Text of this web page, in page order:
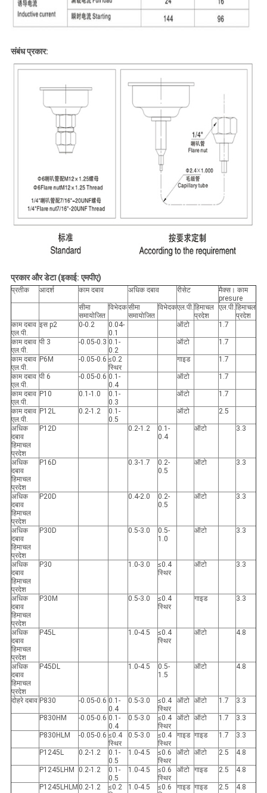
संबंध प्रकार:
प्रकार और डेटा (इकाई: एमपीए)
प्रतीक आदर्श काम दबाव अधिक दबाव रीसेट
मैक्स। काम
presure
सीमा
समायोजित
विभेदकसीमा
समायोजित
विभेदकएल.पी.हिमाचल
प्रदेश
एल.पी.हिमाचल
प्रदेश
काम दबाव
एल.पी.
इस p2 0-0.2
0.04-
0.1
ऑटो 1.7
काम दबाव
एल.पी.
पी 3 -0.05-0.3 0.1-
0.2
ऑटो 1.7
काम दबाव
एल.पी.
P6M -0.05-0.6 ≤0.2
स्थिर
गाइड 1.7
काम दबाव
एल.पी.
पी 6 -0.05-0.6 0.1-
0.4
ऑटो 1.7
काम दबाव
एल.पी.
P10 0.1-1.0
0.1-
0.3
ऑटो 1.7
काम दबाव
एल.पी.
P12L 0.2-1.2
0.1-
0.5
ऑटो 2.5
अधिक
दबाव
हिमाचल
प्रदेश
P12D 0.2-1.2
0.1-
0.4
ऑटो 3.3
अधिक
दबाव
हिमाचल
प्रदेश
P16D 0.3-1.7
0.2-
0.5
ऑटो 3.3
अधिक
दबाव
हिमाचल
प्रदेश
P20D 0.4-2.0
0.2-
0.5
ऑटो 3.3
अधिक
दबाव
हिमाचल
प्रदेश
P30D 0.5-3.0
0.5-
1.0
ऑटो 3.3
अधिक
दबाव
हिमाचल
प्रदेश
P30 1.0-3.0
≤0.4
स्थिर
ऑटो 3.3
अधिक
दबाव
हिमाचल
प्रदेश
P30M 0.5-3.0
≤0.4
स्थिर
गाइड 3.3
अधिक
दबाव
हिमाचल
प्रदेश
P45L 1.0-4.5
≤0.4
स्थिर
ऑटो 4.8
अधिक
दबाव
हिमाचल
प्रदेश
P45DL 1.0-4.5
0.5-
1.5
ऑटो 4.8
दोहरे दबाव P830 -0.05-0.6 0.1-
0.4
0.5-3.0
≤0.4
स्थिर
ऑटो ऑटो 1.7 3.3
P830HM -0.05-0.6 0.1-
0.4
0.5-3.0
≤0.4
स्थिर
ऑटो ऑटो 1.7 3.3
P830HLM -0.05-0.6 ≤0.4
स्थिर
0.5-3.0
≤0.4
स्थिर
गाइड गाइड 1.7 3.3
P1245L 0.2-1.2
0.1-
0.5
1.0-4.5
≤0.6
स्थिर
ऑटो ऑटो 2.5 4.8
P1245LHM 0.2-1.2
0.1-
0.5
1.0-4.5
≤0.6
स्थिर
ऑटो गाइड 2.5 4.8
P1245LHLM 0.2-1.2
≤0.2
1.0-4.5
≤0.6
गाइड गाइड 2.5 4.8